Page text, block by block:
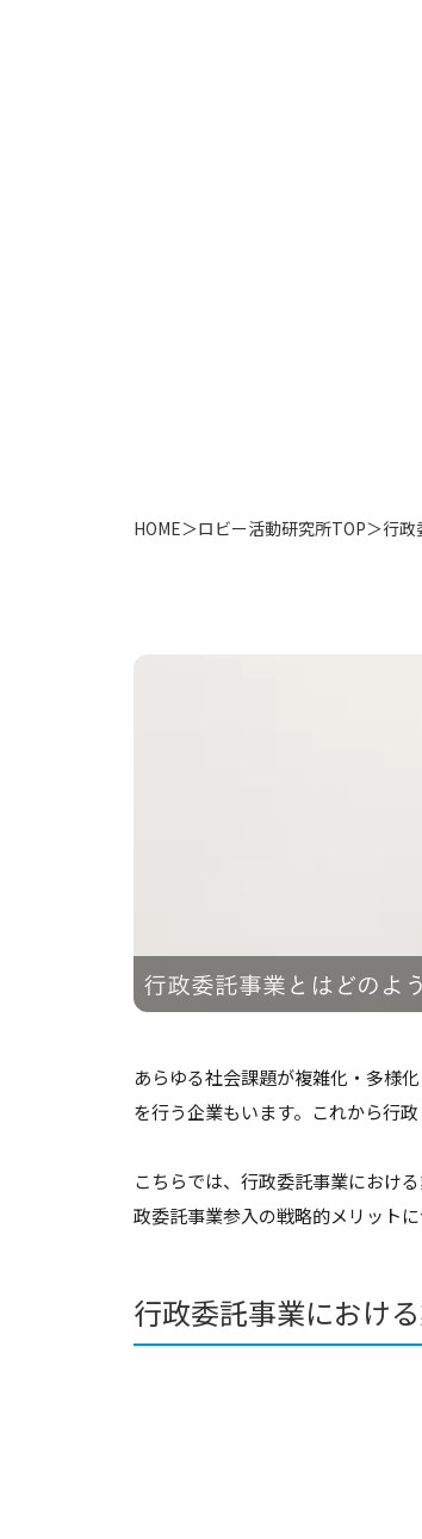
HOME＞ロビー活動研究所TOP＞行政
行政委託事業とはどのよ
あらゆる社会課題が複雑化・多様
を行う企業もいます。これから行
こちらでは、行政委託事業におけ
政委託事業参入の戦略的メリットに
行政委託事業におけ